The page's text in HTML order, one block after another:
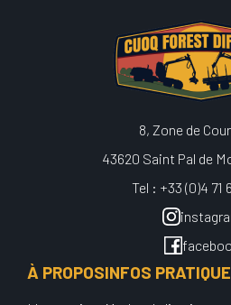
8, Zone de
43620 Saint Pal de
Tel : +33 (0)4 71
À PROPOSINFOS